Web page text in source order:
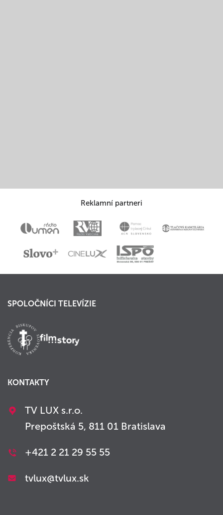
Reklamní partneri
SPOLOČNÍCI TELEVÍZIE
KONTAKTY
TV LUX s.r.o.
Prepoštská 5, 811 01 Bratislava
+421 2 21 29 55 55
tvlux@tvlux.sk